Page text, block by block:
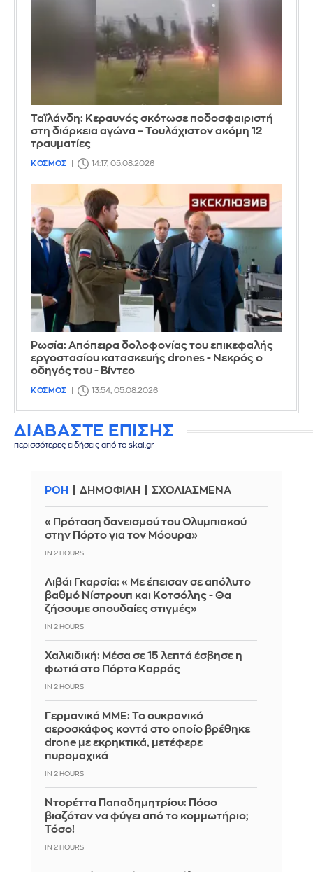
Ταϊλάνδη: Κεραυνός σκότωσε ποδοσφαιριστή
στη διάρκεια αγώνα – Τουλάχιστον ακόμη 12
τραυματίες
ΚΟΣΜΟΣ 14:17, 05.08.2026
Ρωσία: Απόπειρα δολοφονίας του επικεφαλής
εργοστασίου κατασκευής drones - Νεκρός ο
οδηγός του - Βίντεο
ΚΟΣΜΟΣ 13:54, 05.08.2026
ΔΙΑΒΑΣΤΕ ΕΠΙΣΗΣ
περισσότερες ειδήσεις από το skai.gr
ΡΟΗ ΔΗΜΟΦΙΛΗ ΣΧΟΛΙΑΣΜΕΝΑ
«Πρόταση δανεισμού του Ολυμπιακού
στην Πόρτο για τον Μόουρα»
IN 2 HOURS
Λιβάι Γκαρσία: «Με έπεισαν σε απόλυτο
βαθμό Νίστρουπ και Κοτσόλης - Θα
ζήσουμε σπουδαίες στιγμές»
IN 2 HOURS
Χαλκιδική: Μέσα σε 15 λεπτά έσβησε η
φωτιά στο Πόρτο Καρράς
IN 2 HOURS
Γερμανικά ΜΜΕ: Το ουκρανικό
αεροσκάφος κοντά στο οποίο βρέθηκε
drone με εκρηκτικά, μετέφερε
πυρομαχικά
IN 2 HOURS
Ντορέττα Παπαδημητρίου: Πόσο
βιαζόταν να φύγει από το κομμωτήριο;
Τόσο!
IN 2 HOURS